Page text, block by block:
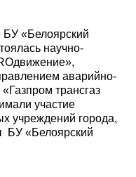
БУ «Белоярский
научно-
аварийно-
трансгаз
участие
учреждений города,
БУ «Белоярский